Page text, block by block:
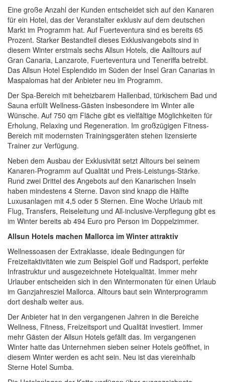
Eine große Anzahl der Kunden entscheidet sich auf den Kanaren
für ein Hotel, das der Veranstalter exklusiv auf dem deutschen
Markt im Programm hat. Auf Fuerteventura sind es bereits 65
Prozent. Starker Bestandteil dieses Exklusivangebots sind in
diesem Winter erstmals sechs Allsun Hotels, die Aalltours auf
Gran Canaria, Lanzarote, Fuerteventura und Teneriffa betreibt.
Das Allsun Hotel Esplendido im Süden der Insel Gran Canarias in
Maspalomas hat der Anbieter neu im Programm.
Der Spa-Bereich mit beheizbarem Hallenbad, türkischem Bad und
Sauna erfüllt Wellness-Gästen insbesondere im Winter alle
Wünsche. Auf 750 qm Fläche gibt es vielfältige Möglichkeiten für
Erholung, Relaxing und Regeneration. Im großzügigen Fitness-
Bereich mit modernsten Trainingsgeräten stehen lizensierte
Trainer zur Verfügung.
Neben dem Ausbau der Exklusivität setzt Alltours bei seinem
Kanaren-Programm auf Qualität und Preis-Leistungs-Stärke.
Rund zwei Drittel des Angebots auf den Kanarischen Inseln
haben mindestens 4 Sterne. Davon sind knapp die Hälfte
Luxusanlagen mit 4,5 oder 5 Sternen. Eine Woche Urlaub mit
Flug, Transfers, Reiseleitung und All-inclusive-Verpflegung gibt es
im Winter bereits ab 494 Euro pro Person im Doppelzimmer.
Allsun Hotels machen Mallorca im Winter attraktiv
Wellnessoasen der Extraklasse, ideale Bedingungen für
Freizeitaktivitäten wie zum Beispiel Golf und Radsport, perfekte
Infrastruktur und ausgezeichnete Hotelqualität. Immer mehr
Urlauber entscheiden sich in den Wintermonaten für einen Urlaub
im Ganzjahresziel Mallorca. Alltours baut sein Winterprogramm
dort deshalb weiter aus.
Der Anbieter hat in den vergangenen Jahren in die Bereiche
Wellness, Fitness, Freizeitsport und Qualität investiert. Immer
mehr Gästen der Allsun Hotels gefällt das. Im vergangenen
Winter hatte das Unternehmen sieben seiner Hotels geöffnet, in
diesem Winter werden es acht sein. Neu ist das viereinhalb
Sterne Hotel Sumba.